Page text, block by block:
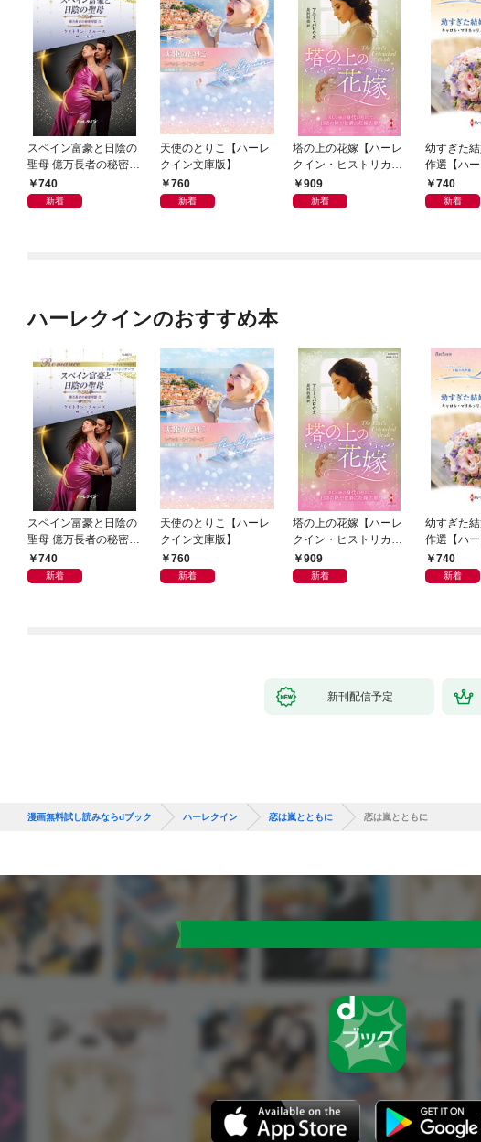
スペイン富豪と日陰の
聖母 億万長者の秘密同
盟 II ハーレクイン・ロ
マンス～純潔のシンデ
740
新着
天使のとりこ【ハーレ
クイン文庫版】
760
新着
塔の上の花嫁【ハーレ
クイン・ヒストリカ
ル・スペシャル版】
909
新着
幼すぎた
作選【ハー
イマージュ
740
新着
ハーレクインのおすすめ本
スペイン富豪と日陰の
聖母 億万長者の秘密同
盟 II ハーレクイン・ロ
マンス～純潔のシンデ
740
新着
天使のとりこ【ハーレ
クイン文庫版】
760
新着
塔の上の花嫁【ハーレ
クイン・ヒストリカ
ル・スペシャル版】
909
新着
幼すぎた
作選【ハ
イマージュ
740
新着
新刊配信予定
漫画無料試し読みならdブック ハーレクイン 恋は嵐とともに 恋は嵐とともに